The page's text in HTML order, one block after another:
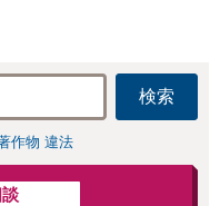
検索
作物 違法